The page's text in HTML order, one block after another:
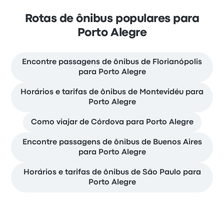
Rotas de ônibus populares para
Porto Alegre
Encontre passagens de ônibus de Florianópolis
para Porto Alegre
Horários e tarifas de ônibus de Montevidéu para
Porto Alegre
Como viajar de Córdova para Porto Alegre
Encontre passagens de ônibus de Buenos Aires
para Porto Alegre
Horários e tarifas de ônibus de São Paulo para
Porto Alegre